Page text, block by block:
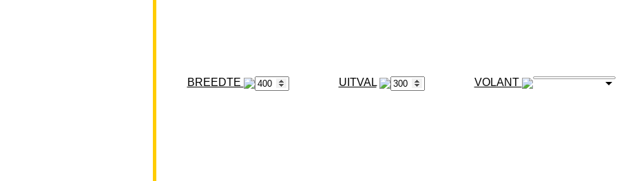
BREEDTE VOLANT